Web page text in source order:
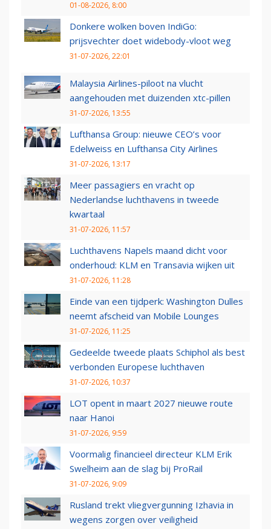
01-08-2026, 8:00
Donkere wolken boven IndiGo:
prijsvechter doet widebody-vloot weg
31-07-2026, 22:01
Malaysia Airlines-piloot na vlucht
aangehouden met duizenden xtc-pillen
31-07-2026, 13:55
Lufthansa Group: nieuwe CEO’s voor
Edelweiss en Lufthansa City Airlines
31-07-2026, 13:17
Meer passagiers en vracht op
Nederlandse luchthavens in tweede
kwartaal
31-07-2026, 11:57
Luchthavens Napels maand dicht voor
onderhoud: KLM en Transavia wijken uit
31-07-2026, 11:28
Einde van een tijdperk: Washington Dulles
neemt afscheid van Mobile Lounges
31-07-2026, 11:25
Gedeelde tweede plaats Schiphol als best
verbonden Europese luchthaven
31-07-2026, 10:37
LOT opent in maart 2027 nieuwe route
naar Hanoi
31-07-2026, 9:59
Voormalig financieel directeur KLM Erik
Swelheim aan de slag bij ProRail
31-07-2026, 9:09
Rusland trekt vliegvergunning Izhavia in
wegens zorgen over veiligheid